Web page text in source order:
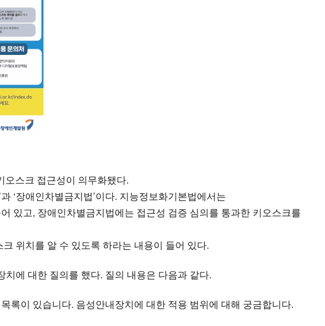
오스크 접근성이 의무화됐다.
‘장애인차별금지법’이다. 지능정보화기본법에서는
있고, 장애인차별금지법에는 접근성 검증 심의를 통과한 키오스크를
위치를 알 수 있도록 하라는 내용이 들어 있다.
에 대한 질의를 했다. 질의 내용은 다음과 같다.
록이 있습니다. 음성안내장치에 대한 적용 범위에 대해 궁금합니다.